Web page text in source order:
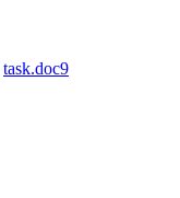
task.doc9